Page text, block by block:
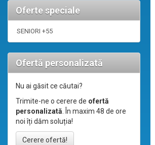
Oferte speciale
SENIORI +55
Ofertă personalizată
Nu ai găsit ce căutai?
Trimite-ne o cerere de ofertă
personalizată. În maxim 48 de ore
noi îți dăm soluția!
Cerere ofertă!